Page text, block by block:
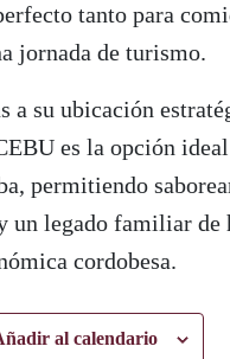
tanto para
jornada de turismo.
a su ubicación
es la opción
permitiendo
un legado familiar de
cordobesa.
al calendario